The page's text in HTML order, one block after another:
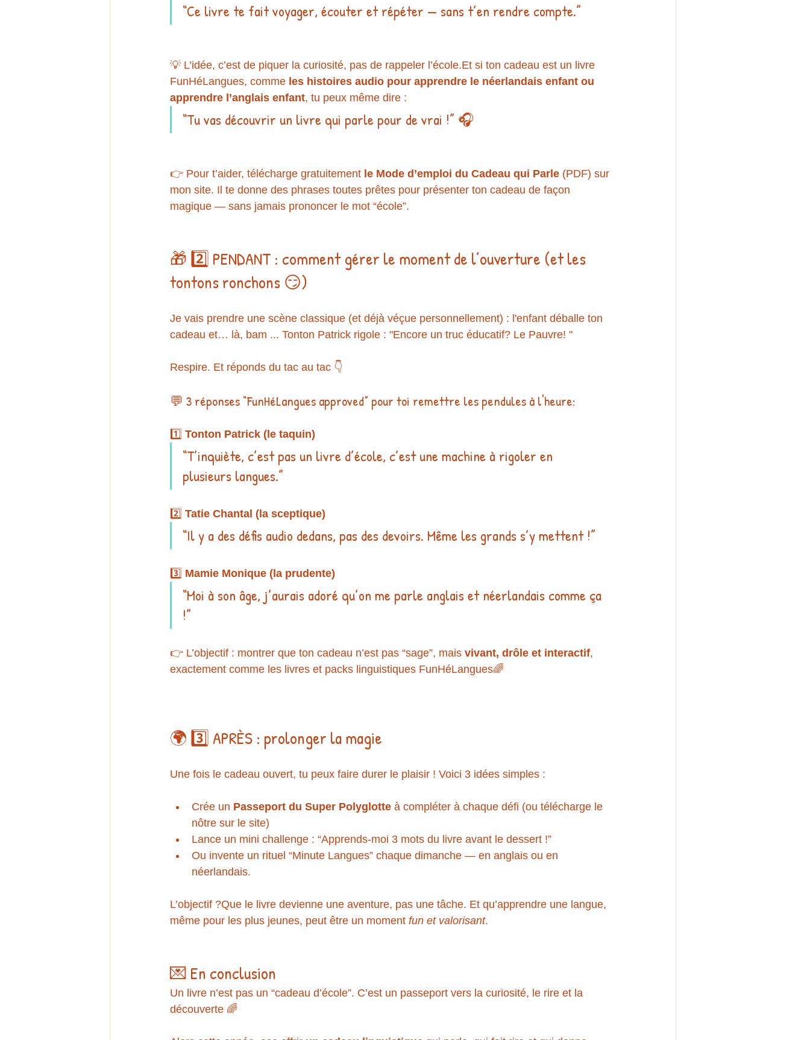
“Ce livre te fait voyager, écouter et répéter — sans t’en rendre compte.”
💡 L’idée, c’est de piquer la curiosité, pas de rappeler l’école.Et si ton cadeau est un livre
FunHéLangues, comme les histoires audio pour apprendre le néerlandais enfant ou
apprendre l’anglais enfant, tu peux même dire :
“Tu vas découvrir un livre qui parle pour de vrai !” 🎧
👉 Pour t’aider, télécharge gratuitement le Mode d’emploi du Cadeau qui Parle (PDF) sur
mon site. Il te donne des phrases toutes prêtes pour présenter ton cadeau de façon
magique — sans jamais prononcer le mot “école”.
🎁 2️⃣ PENDANT : comment gérer le moment de l’ouverture (et les
tontons ronchons 😏)
Je vais prendre une scène classique (et déjà véçue personnellement) : l'enfant déballe ton
cadeau et… là, bam ... Tonton Patrick rigole : "Encore un truc éducatif? Le Pauvre! "
Respire. Et réponds du tac au tac 👇
💬 3 réponses “FunHéLangues approved” pour toi remettre les pendules à l'heure:
1️⃣ Tonton Patrick (le taquin)
“T’inquiète, c’est pas un livre d’école, c’est une machine à rigoler en
plusieurs langues.”
2️⃣ Tatie Chantal (la sceptique)
“Il y a des défis audio dedans, pas des devoirs. Même les grands s’y mettent !”
3️⃣ Mamie Monique (la prudente)
“Moi à son âge, j’aurais adoré qu’on me parle anglais et néerlandais comme ça
!”
👉 L’objectif : montrer que ton cadeau n’est pas “sage”, mais vivant, drôle et interactif,
exactement comme les livres et packs linguistiques FunHéLangues🌈
🌍 3️⃣ APRÈS : prolonger la magie
Une fois le cadeau ouvert, tu peux faire durer le plaisir ! Voici 3 idées simples :
Crée un Passeport du Super Polyglotte à compléter à chaque défi (ou télécharge le
nôtre sur le site)
Lance un mini challenge : “Apprends-moi 3 mots du livre avant le dessert !”
Ou invente un rituel “Minute Langues” chaque dimanche — en anglais ou en
néerlandais.
L’objectif ?Que le livre devienne une aventure, pas une tâche. Et qu’apprendre une langue,
même pour les plus jeunes, peut être un moment fun et valorisant.
💌 En conclusion
Un livre n’est pas un “cadeau d’école”. C’est un passeport vers la curiosité, le rire et la
découverte 🌈